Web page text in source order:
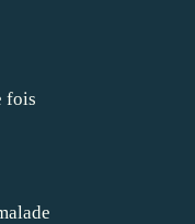
fois